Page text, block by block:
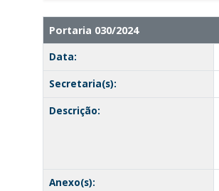
Portaria 030/2024
Data:
Secretaria(s):
Descrição:
Anexo(s):